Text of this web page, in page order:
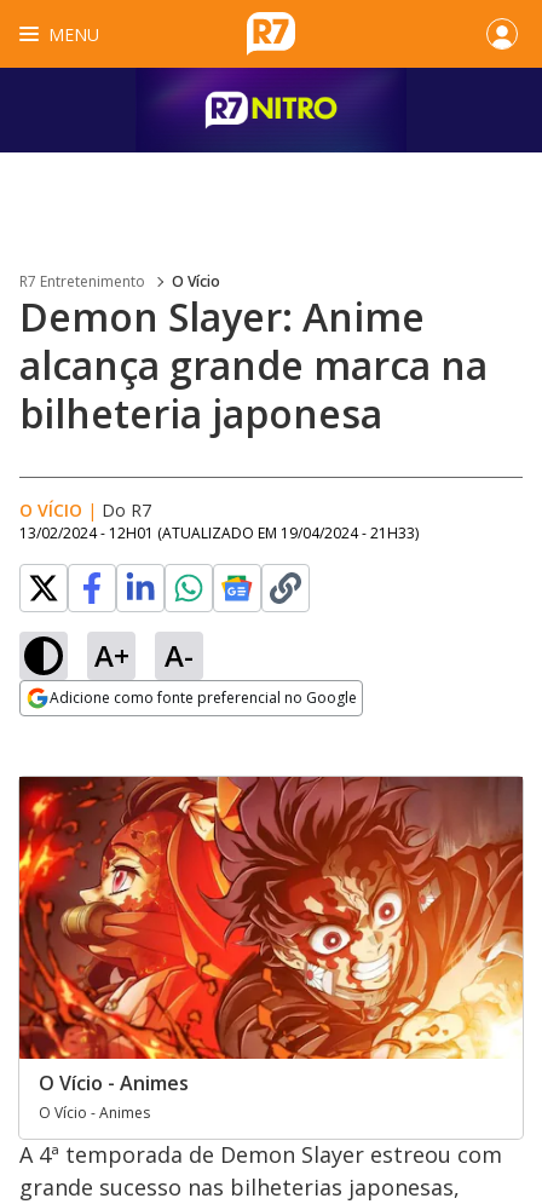
MENU
R7 Entretenimento O Vício
Demon Slayer: Anime
alcança grande marca na
bilheteria japonesa
O VÍCIO | Do R7
13/02/2024 - 12H01 (ATUALIZADO EM 19/04/2024 - 21H33)
A+ A-
Adicione como fonte preferencial no Google
O Vício - Animes
O Vício - Animes
A 4ª temporada de Demon Slayer estreou com
grande sucesso nas bilheterias japonesas,